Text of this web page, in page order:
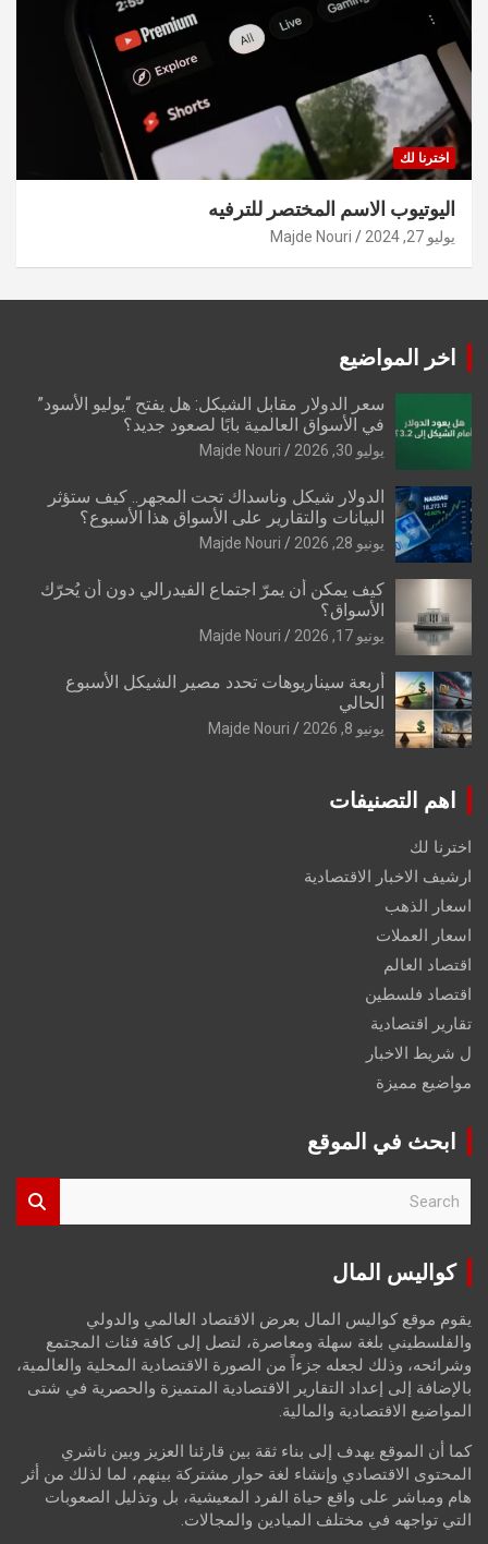
اخترنا لك
اليوتيوب الاسم المختصر للترفيه
يوليو 27, 2024 Majde Nouri
اخر المواضيع
سعر الدولار مقابل الشيكل: هل يفتح “يوليو الأسود”
في الأسواق العالمية بابًا لصعود جديد؟
يوليو 30, 2026 Majde Nouri
الدولار شيكل وناسداك تحت المجهر.. كيف ستؤثر
البيانات والتقارير على الأسواق هذا الأسبوع؟
يونيو 28, 2026 Majde Nouri
كيف يمكن أن يمرّ اجتماع الفيدرالي دون أن يُحرّك
الأسواق؟
يونيو 17, 2026 Majde Nouri
أربعة سيناريوهات تحدد مصير الشيكل الأسبوع
الحالي
يونيو 8, 2026 Majde Nouri
اهم التصنيفات
اخترنا لك
ارشيف الاخبار الاقتصادية
اسعار الذهب
اسعار العملات
اقتصاد العالم
اقتصاد فلسطين
تقارير اقتصادية
ل شريط الاخبار
مواضيع مميزة
ابحث في الموقع
r
كواليس المال
يقوم موقع كواليس المال بعرض الاقتصاد العالمي والدولي
والفلسطيني بلغة سهلة ومعاصرة، لتصل إلى كافة فئات المجتمع
وشرائحه، وذلك لجعله جزءاً من الصورة الاقتصادية المحلية والعالمية،
بالإضافة إلى إعداد التقارير الاقتصادية المتميزة والحصرية في شتى
المواضيع الاقتصادية والمالية.
كما أن الموقع يهدف إلى بناء ثقة بين قارئنا العزيز وبين ناشري
المحتوى الاقتصادي وإنشاء لغة حوار مشتركة بينهم، لما لذلك من أثر
هام ومباشر على واقع حياة الفرد المعيشية، بل وتذليل الصعوبات
التي تواجهه في مختلف الميادين والمجالات.